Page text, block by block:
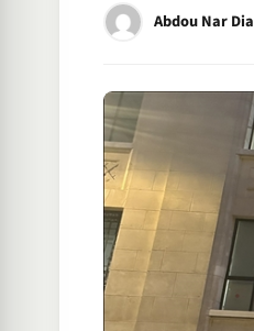
Abdou Nar Dia